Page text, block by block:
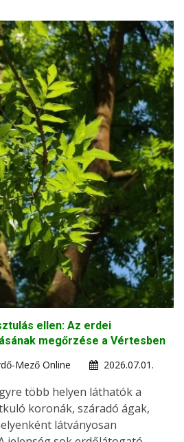
ellen: Az erdei
megőrzése a Vértesben
Mező Online
2026.07.01.
több helyen láthatók a
koronák, száradó ágak,
látványosan